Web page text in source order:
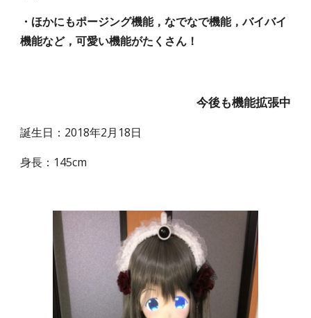
・ほかにもポージング機能，なでなで機能，バイバイ
機能など，可愛い機能がたくさん！
今後も機能拡張中
誕生日：2018年2月18日
身長：145cm